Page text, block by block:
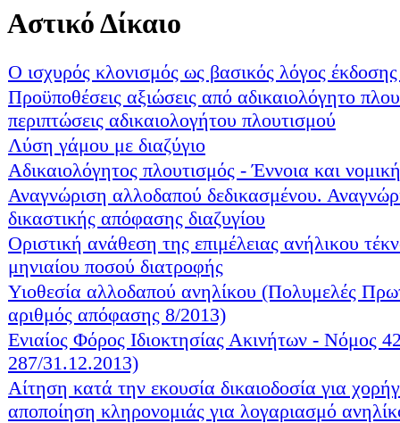
Αστικό Δίκαιο
Ο ισχυρός κλονισμός ως βασικός λόγος έκδοσης
Προϋποθέσεις αξιώσεις από αδικαιολόγητο
περιπτώσεις αδικαιολογήτου πλουτισμού
Λύση γάμου με διαζύγιο
Αδικαιολόγητος πλουτισμός - Έννοια και
Αναγνώριση αλλοδαπού δεδικασμένου.
δικαστικής απόφασης διαζυγίου
Οριστική ανάθεση της επιμέλειας ανήλικου
μηνιαίου ποσού διατροφής
Υιοθεσία αλλοδαπού ανηλίκου (Πολυμελές
αριθμός απόφασης 8/2013)
Ενιαίος Φόρος Ιδιοκτησίας Ακινήτων -
287/31.12.2013)
Αίτηση κατά την εκουσία δικαιοδοσία για
αποποίηση κληρονομιάς για λογαριασμό